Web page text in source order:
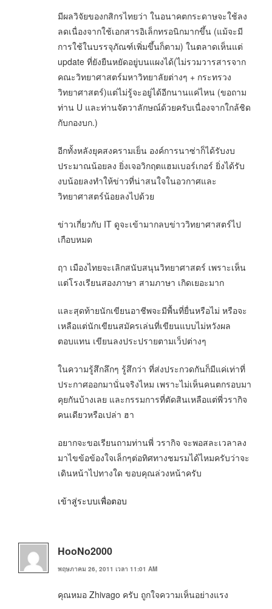
มีผลวิจัยของกสิกรไทยว่า ในอนาคตกระดาษจะใช้ลง
ลดเนื่องจากใช้เอกสารอิเล็กทรอนิกมากขึ้น (แม้จะมี
การใช้ในบรรจุภัณฑ์เพิ่มขึ้นก็ตาม) ในตลาดเห็นแต่
update ที่ยังยืนหยัดอยู่บนแผงได้(ไม่รวมวารสารจาก
คณะวิทยาศาสตร์มหาวิทยาลัยต่างๆ + กระทรวง
วิทยาศาสตร์)แต่ไม่รู้จะอยู่ได้อีกนานแค่ไหน (ขอถาม
ท่าน U และท่านจัตวาลักษณ์ด้วยครับเนื่องจากใกล้ชิด
กับกองบก.)
อีกทั้งหลังยุคสงครามเย็น องค์การนาซ่าก็ได้รับงบ
ประมาณน้อยลง ยิ่งเจอวิกฤตแฮมเบอร์เกอร์ ยิ่งได้รับ
งบน้อยลงทำให้ข่าวที่น่าสนใจในอวกาศและ
วิทยาศาสตร์น้อยลงไปด้วย
ข่าวเกี่ยวกับ IT ดูจะเข้ามากลบข่าววิทยาศาสตร์ไป
เกือบหมด
ฤา เมืองไทยจะเลิกสนับสนุนวิทยาศาสตร์ เพราะเห็น
แต่โรงเรียนสองภาษา สามภาษา เกิดเยอะมาก
และสุดท้ายนักเขียนอาชีพจะมีพื้นที่ยื่นหรือไม่ หรือจะ
เหลือแต่นักเขียนสมัครเล่นที่เขียนแบบไม่หวังผล
ตอบแทน เขียนลงประปรายตามเว็ปต่างๆ
ในความรู้สึกลึกๆ รู้สึกว่า ที่ส่งประกวดกันก็มีแค่เท่าที่
ประกาศออกมานั่นจริงไหม เพราะไม่เห็นคนตกรอบมา
คุยกันบ้างเลย และกรรมการที่ตัดสินเหลือแต่พี่วรากิจ
คนเดียวหรือเปล่า ฮา
อยากจะขอเรียนถามท่านพี่ วรากิจ จะพอสละเวลาลง
มาไขข้อข้องใจเล็กๆต่อทิศทางชมรมได้ไหมครับว่าจะ
เดินหน้าไปทางใด ขอบคุณล่วงหน้าครับ
เข้าสู่ระบบเพื่อตอบ
HooNo2000
พฤษภาคม 26, 2011 เวลา 11:01 AM
คุณหมอ Zhivago ครับ ถูกใจความเห็นอย่างแรง